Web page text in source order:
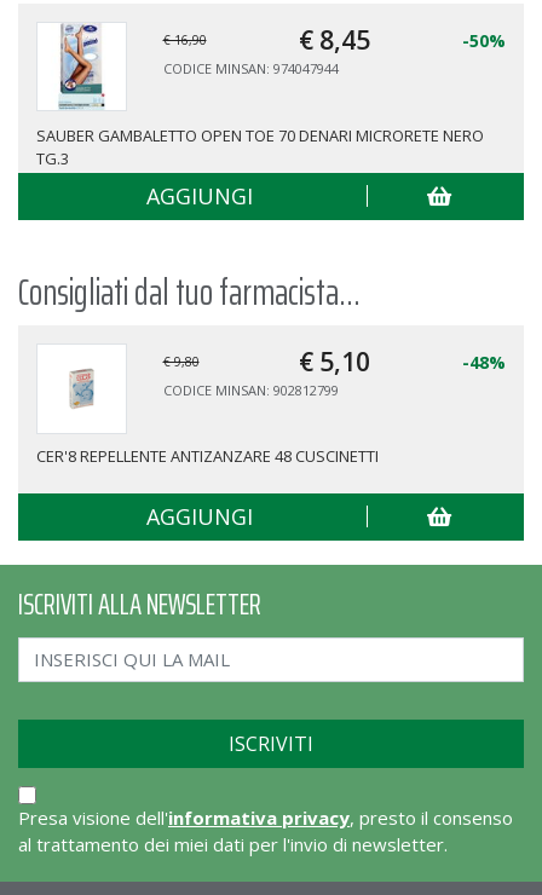
€ 16,90 € 8,45 -50%
CODICE MINSAN: 974047944
SAUBER GAMBALETTO OPEN TOE 70 DENARI MICRORETE NERO
TG.3
AGGIUNGI
Consigliati dal tuo farmacista...
€ 9,80 € 5,10 -48%
CODICE MINSAN: 902812799
CER'8 REPELLENTE ANTIZANZARE 48 CUSCINETTI
AGGIUNGI
ISCRIVITI ALLA NEWSLETTER
Presa visione dell'informativa privacy, presto il consenso
al trattamento dei miei dati per l'invio di newsletter.